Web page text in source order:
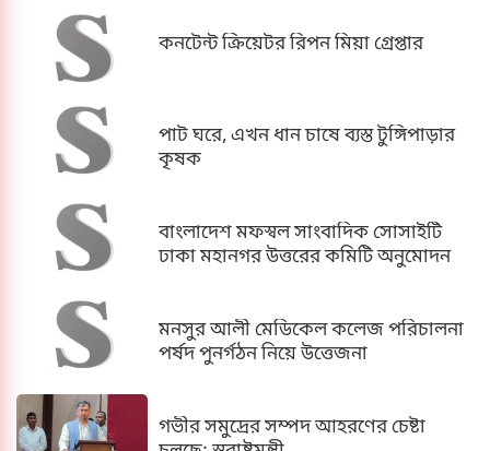
কনটেন্ট ক্রিয়েটর রিপন মিয়া গ্রেপ্তার
পাট ঘরে, এখন ধান চাষে ব্যস্ত টুঙ্গিপাড়ার
কৃষক
বাংলাদেশ মফস্বল সাংবাদিক সোসাইটি
ঢাকা মহানগর উত্তরের কমিটি অনুমোদন
মনসুর আলী মেডিকেল কলেজ পরিচালনা
পর্ষদ পুনর্গঠন নিয়ে উত্তেজনা
গভীর সমুদ্রের সম্পদ আহরণের চেষ্টা